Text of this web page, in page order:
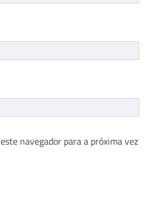
navegador para a próxima vez